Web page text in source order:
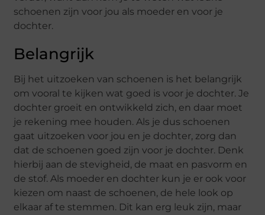
schoenen zijn voor jou als moeder en voor je
dochter.
Belangrijk
Bij het uitzoeken van schoenen is het belangrijk
om vooral te kijken wat goed is voor je dochter. Je
dochter groeit en ontwikkeld zich, en daar moet
je rekening mee houden. Als je dus schoenen
gaat uitzoeken voor jou en je dochter, zorg dan
dat de schoenen goed zijn voor je dochter. Denk
hierbij aan de stevigheid, de maat en pasvorm en
de stof. Als moeder en dochter kun je er ook voor
kiezen om naast de schoenen, de hele look op
elkaar af te stemmen. Dit kan erg leuk zijn, maar